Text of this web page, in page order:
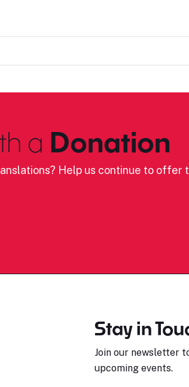
a Donation
Help us continue to offer
Stay in
Join our newsletter
upcoming events.